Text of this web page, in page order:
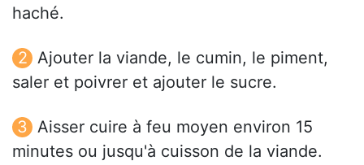
haché.
Ajouter la viande, le cumin, le piment,
saler et poivrer et ajouter le sucre.
Aisser cuire à feu moyen environ 15
minutes ou jusqu'à cuisson de la viande.